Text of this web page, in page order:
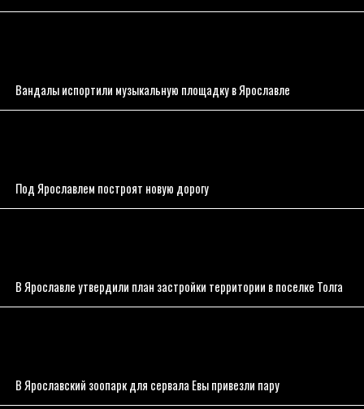
Вандалы испортили музыкальную площадку в Ярославле
Под Ярославлем построят новую дорогу
В Ярославле утвердили план застройки территории в поселке Толга
В Ярославский зоопарк для сервала Евы привезли пару